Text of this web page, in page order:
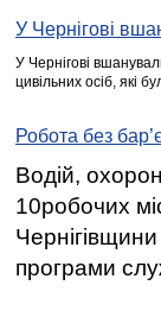
У Чернігові
У Чернігові
цивільних осіб, які
Робота без
Водій,
10робочих
програми